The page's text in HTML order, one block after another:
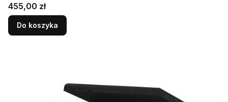
Cena
455,00 zł
Do koszyka